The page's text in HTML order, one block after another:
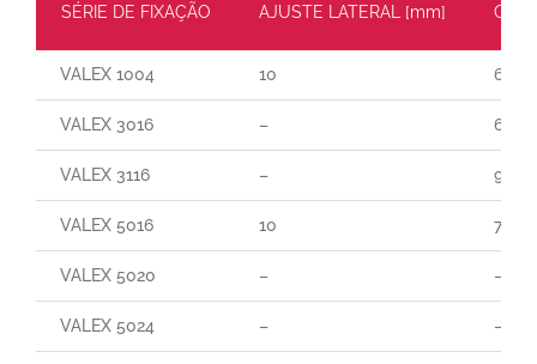
SÉRIE DE FIXAÇÃO AJUSTE LATERAL [mm]
VALEX 1004 10 60
VALEX 3016 – 65
VALEX 3116 – 90
VALEX 5016 10 70
VALEX 5020 – –
VALEX 5024 – –